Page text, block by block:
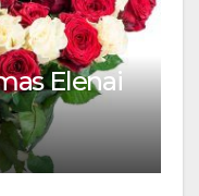
Elenai